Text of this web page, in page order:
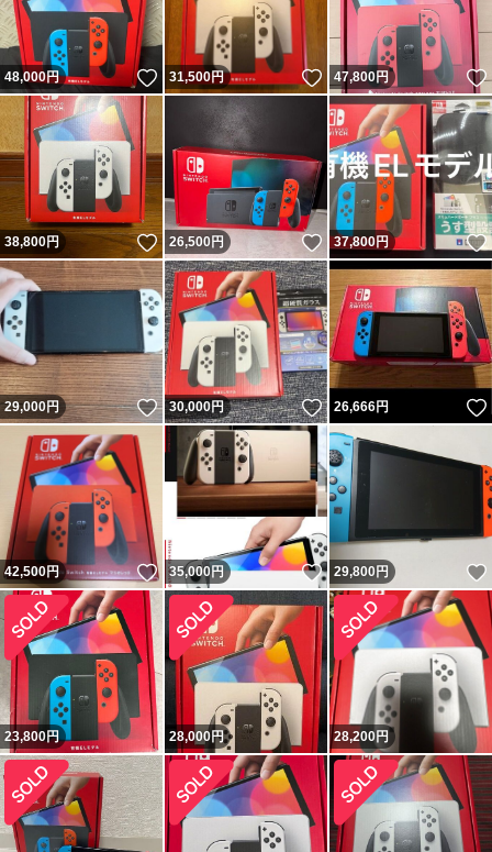
48,000円 いいね！
31,500円 いいね！
47,800円
38,800円 いいね！
26,500円 いいね！
37,800円
29,000円 いいね！
30,000円 いいね！
26,666円
42,500円 いいね！
35,000円 いいね！
29,800円
23,800円 28,000円 28,200円